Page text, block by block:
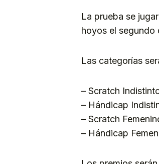
La prueba se
hoyos el segundo
Las categorías
– Scratch
– Hándicap
– Scratch
– Hándicap